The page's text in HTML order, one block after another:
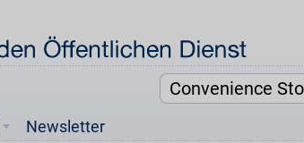
Newsletter